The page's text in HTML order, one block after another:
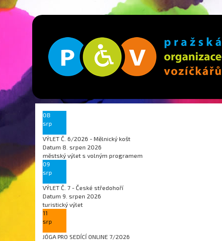
08
srp
VÝLET Č. 6/2026 - Mělnický košt
Datum 8. srpen 2026
městský výlet s volným programem
09
srp
VÝLET Č. 7 - České středohoří
Datum 9. srpen 2026
turistický výlet
11
srp
JÓGA PRO SEDÍCÍ ONLINE 7/2026